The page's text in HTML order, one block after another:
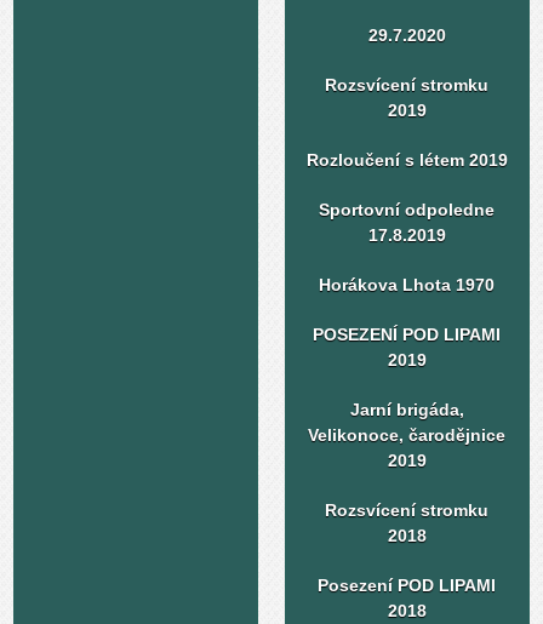
29.7.2020
Rozsvícení stromku
2019
Rozloučení s létem 2019
Sportovní odpoledne
17.8.2019
Horákova Lhota 1970
POSEZENÍ POD LIPAMI
2019
Jarní brigáda,
Velikonoce, čarodějnice
2019
Rozsvícení stromku
2018
Posezení POD LIPAMI
2018